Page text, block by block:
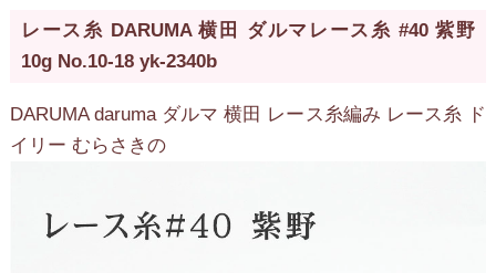
レース糸 DARUMA 横田 ダルマレース糸 #40 紫野
10g No.10-18 yk-2340b
DARUMA daruma ダルマ 横田 レース糸編み レース糸 ド
イリー むらさきの